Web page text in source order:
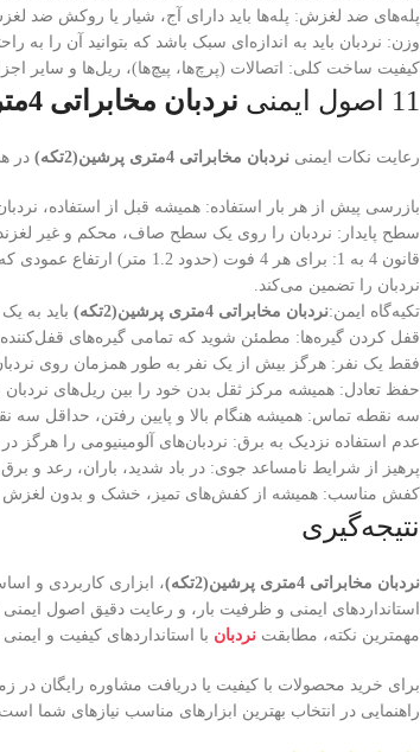
پله‌های ضد لغزش: پله‌ها باید دارای آج، شیار یا روکش ضد
وزن: نردبان باید به اندازه‌ای سبک باشد که بتوانید آن را به
کیفیت ساخت کلی: اتصالات (پرچ‌ها، پیچ‌ها)، ریل‌ها و سایر
11 اصول ایمنی نردبان مخابراتی 4متری پرشین(2تکه)
رعایت نکات ایمنی نردبان مخابراتی 4متری پرشین(2تکه) در
بازرسی پیش از هر بار استفاده: همیشه قبل از استفاده،
سطح پایدار: نردبان را روی یک سطح صاف، محکم و غیر لغزنده
نردبان را تضمین می‌کند.
تکیه‌گاه ایمن:نردبان مخابراتی 4متری پرشین(2تکه)
باید به یک سطح
قفل کردن گیره‌ها: مطمئن شوید که تمامی گیره‌های
فقط یک نفر: هرگز بیش از یک نفر به طور همزمان روی
حفظ تعادل: همیشه مرکز ثقل بدن خود را بین ریل‌های
سه نقطه تماس: همیشه هنگام بالا و پایین رفتن، حداقل سه
عدم استفاده نزدیک به برق: نردبان‌های آلومینیومی را هرگز
پرهیز از شرایط نامساعد جوی: در باد شدید، باران، رعد و برق
کفش مناسب: همیشه از کفش‌های تمیز، خشک و بدون لغزش
نتیجه‌گیری
نردبان مخابراتی 4متری پرشین(2تکه)
، ابزاری کاربردی و
استانداردهای ایمنی و ظرفیت بار، و رعایت دقیق اصول
مهمترین نکته، مطابقت نردبان با استانداردهای کیفیت و
برای خرید محصولات با کیفیت یا دریافت مشاوره رایگان در
راهنمایی در انتخاب بهترین ابزارهای مناسب نیازهای شما